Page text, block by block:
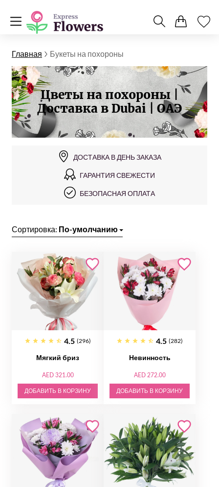
Главная Букеты на похороны
Цветы на похороны |
Доставка в Dubai | ОАЭ
ДОСТАВКА В ДЕНЬ ЗАКАЗА
ГАРАНТИЯ СВЕЖЕСТИ
БЕЗОПАСНАЯ ОПЛАТА
Сортировка: По-умолчанию
4.5 (296)
Мягкий бриз
AED 321.00
ДОБАВИТЬ В КОРЗИНУ
4.5 (282)
Невинность
AED 272.00
ДОБАВИТЬ В КОРЗИНУ